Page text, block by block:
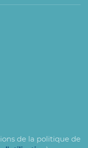
de la politique de